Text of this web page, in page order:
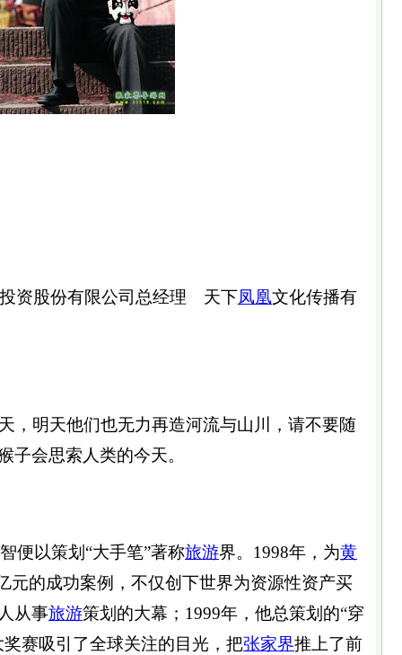
投资股份有限公司总经理 天下凤凰文化传播有
明天他们也无力再造河流与山川，请不要随
子会思索人类的今天。
便以策划“大手笔”著称旅游界。1998年，为黄
元的成功案例，不仅创下世界为资源性资产买
从事旅游策划的大幕；1999年，他总策划的“穿
赛吸引了全球关注的目光，把张家界推上了前